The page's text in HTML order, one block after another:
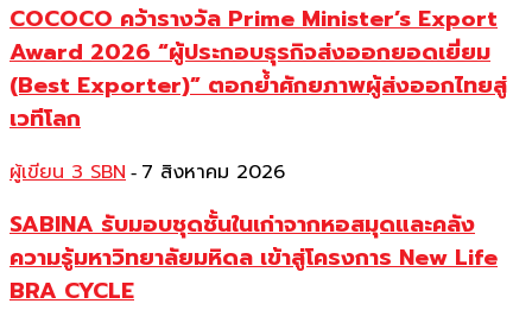
COCOCO คว้ารางวัล Prime Minister’s Export
Award 2026 “ผู้ประกอบธุรกิจส่งออกยอดเยี่ยม
(Best Exporter)” ตอกย้ำศักยภาพผู้ส่งออกไทยสู่
เวทีโลก
ผู้เขียน 3 SBN - 7 สิงหาคม 2026
SABINA รับมอบชุดชั้นในเก่าจากหอสมุดและคลัง
ความรู้มหาวิทยาลัยมหิดล เข้าสู่โครงการ New Life
BRA CYCLE